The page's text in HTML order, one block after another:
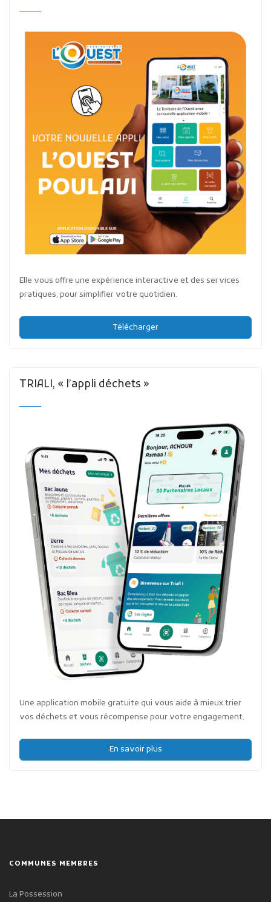
Elle vous offre une expérience interactive et des services
pratiques, pour simplifier votre quotidien.
Télécharger
TRIALI, « l’appli déchets »
Une application mobile gratuite qui vous aide à mieux trier
vos déchets et vous récompense pour votre engagement.
En savoir plus
COMMUNES MEMBRES
La Possession